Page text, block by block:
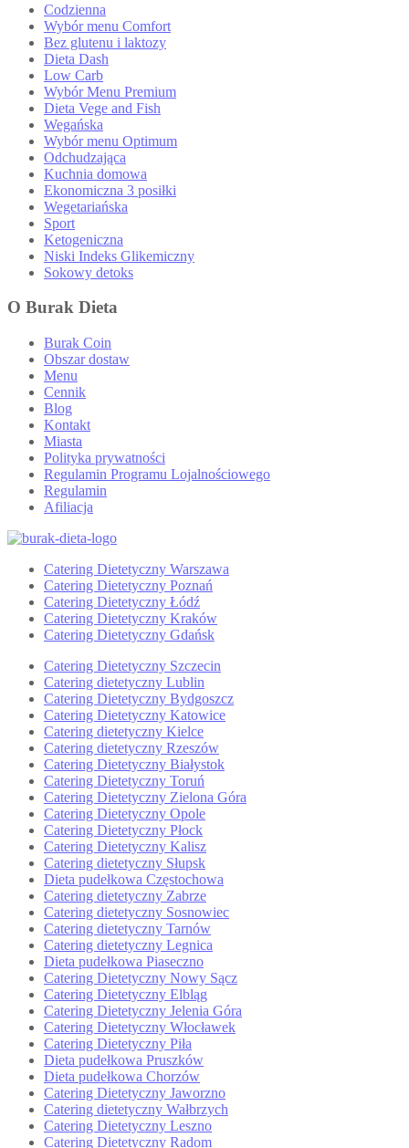
Codzienna
Wybór menu Comfort
Bez glutenu i laktozy
Dieta Dash
Low Carb
Wybór Menu Premium
Dieta Vege and Fish
Wegańska
Wybór menu Optimum
Odchudzająca
Kuchnia domowa
Ekonomiczna 3 posiłki
Wegetariańska
Sport
Ketogeniczna
Niski Indeks Glikemiczny
Sokowy detoks
O Burak Dieta
Burak Coin
Obszar dostaw
Menu
Cennik
Blog
Kontakt
Miasta
Polityka prywatności
Regulamin Programu Lojalnościowego
Regulamin
Afiliacja
Catering Dietetyczny Warszawa
Catering Dietetyczny Poznań
Catering Dietetyczny Łódź
Catering Dietetyczny Kraków
Catering Dietetyczny Gdańsk
Catering Dietetyczny Szczecin
Catering dietetyczny Lublin
Catering Dietetyczny Bydgoszcz
Catering Dietetyczny Katowice
Catering dietetyczny Kielce
Catering dietetyczny Rzeszów
Catering Dietetyczny Białystok
Catering Dietetyczny Toruń
Catering Dietetyczny Zielona Góra
Catering Dietetyczny Opole
Catering Dietetyczny Płock
Catering Dietetyczny Kalisz
Catering dietetyczny Słupsk
Dieta pudełkowa Częstochowa
Catering dietetyczny Zabrze
Catering dietetyczny Sosnowiec
Catering dietetyczny Tarnów
Catering dietetyczny Legnica
Dieta pudełkowa Piaseczno
Catering Dietetyczny Nowy Sącz
Catering Dietetyczny Elbląg
Catering Dietetyczny Jelenia Góra
Catering Dietetyczny Włocławek
Catering Dietetyczny Piła
Dieta pudełkowa Pruszków
Dieta pudełkowa Chorzów
Catering Dietetyczny Jaworzno
Catering dietetyczny Wałbrzych
Catering Dietetyczny Leszno
Catering Dietetyczny Radom